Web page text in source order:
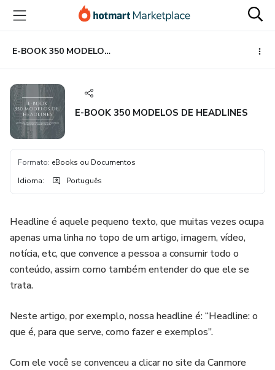
para
conteúdo
principal
para
pagamento
para
rodapé
E-BOOK 350 MODELOS DE HEADLINES
E-BOOK 350 MODELOS DE HEADLINES
Formato: eBooks ou Documentos
Idioma: Português
Headline é aquele pequeno texto, que muitas vezes ocupa
apenas uma linha no topo de um artigo, imagem, vídeo,
notícia, etc, que convence a pessoa a consumir todo o
conteúdo, assim como também entender do que ele se
trata.
Neste artigo, por exemplo, nossa headline é: “Headline: o
que é, para que serve, como fazer e exemplos”.
Com ele você se convenceu a clicar no site da Canmore